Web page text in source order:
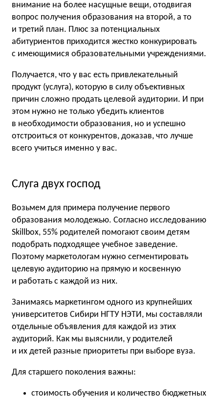
внимание на более насущные вещи, отодвигая
вопрос получения образования на второй, а то
и третий план. Плюс за потенциальных
абитуриентов приходится жестко конкурировать
с имеющимися образовательными учреждениями.
Получается, что у вас есть привлекательный
продукт (услуга), которую в силу объективных
причин сложно продать целевой аудитории. И при
этом нужно не только убедить клиентов
в необходимости образования, но и успешно
отстроиться от конкурентов, доказав, что лучше
всего учиться именно у вас.
Слуга двух господ
Возьмем для примера получение первого
образования молодежью. Согласно исследованию
Skillbox, 55% родителей помогают своим детям
подобрать подходящее учебное заведение.
Поэтому маркетологам нужно сегментировать
целевую аудиторию на прямую и косвенную
и работать с каждой из них.
Занимаясь маркетингом одного из крупнейших
университетов Сибири НГТУ НЭТИ, мы составляли
отдельные объявления для каждой из этих
аудиторий. Как мы выяснили, у родителей
и их детей разные приоритеты при выборе вуза.
Для старшего поколения важны:
стоимость обучения и количество бюджетных